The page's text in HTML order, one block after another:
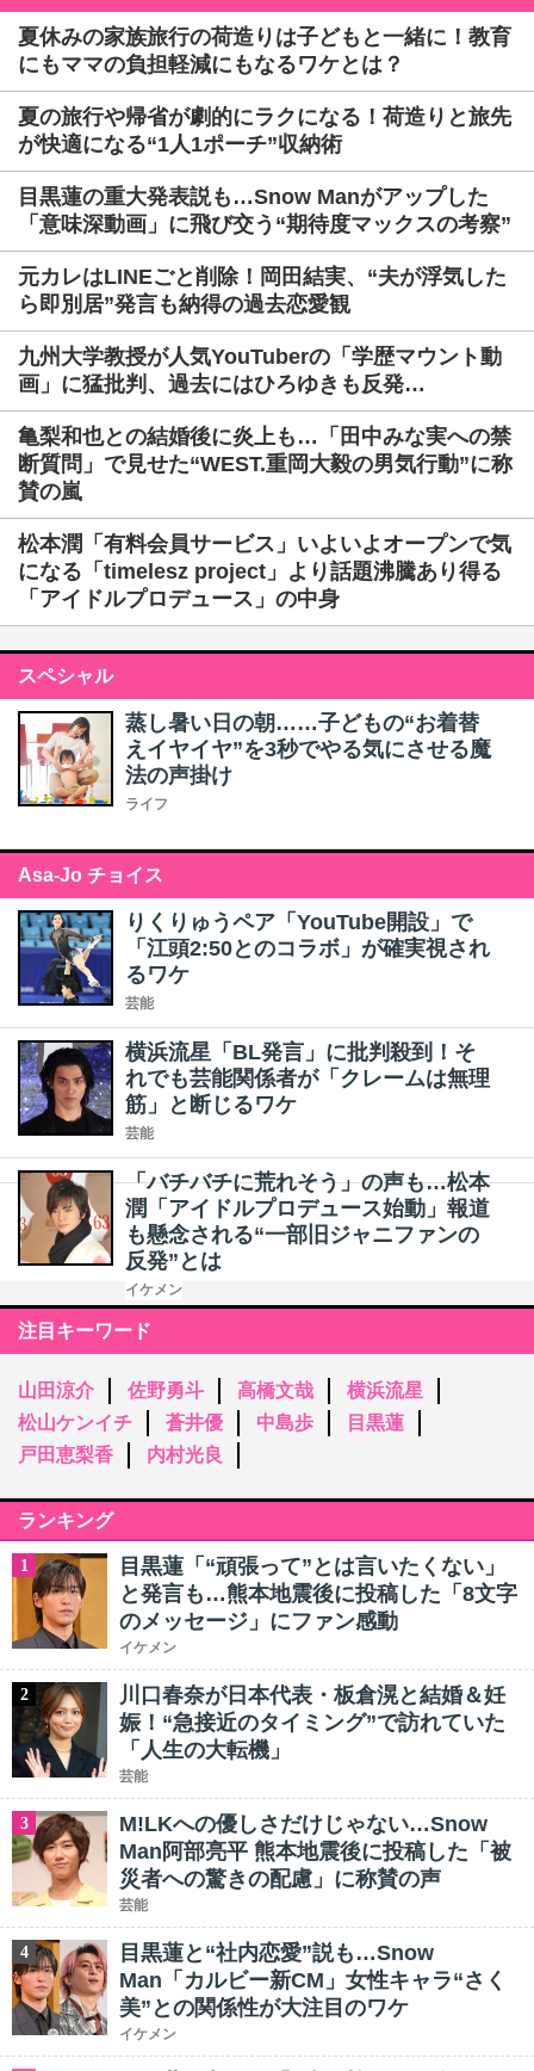
夏休みの家族旅行の荷造りは子どもと一緒に！教育
にもママの負担軽減にもなるワケとは？
夏の旅行や帰省が劇的にラクになる！荷造りと旅先
が快適になる“1人1ポーチ”収納術
目黒蓮の重大発表説も…Snow Manがアップした
「意味深動画」に飛び交う“期待度マックスの考察”
元カレはLINEごと削除！岡田結実、“夫が浮気した
ら即別居”発言も納得の過去恋愛観
九州大学教授が人気YouTuberの「学歴マウント動
画」に猛批判、過去にはひろゆきも反発…
亀梨和也との結婚後に炎上も…「田中みな実への禁
断質問」で見せた“WEST.重岡大毅の男気行動”に称
賛の嵐
松本潤「有料会員サービス」いよいよオープンで気
になる「timelesz project」より話題沸騰あり得る
「アイドルプロデュース」の中身
スペシャル
蒸し暑い日の朝……子どもの“お着替
えイヤイヤ”を3秒でやる気にさせる魔
法の声掛け
ライフ
Asa-Jo チョイス
りくりゅうペア「YouTube開設」で
「江頭2:50とのコラボ」が確実視され
るワケ
芸能
横浜流星「BL発言」に批判殺到！そ
れでも芸能関係者が「クレームは無理
筋」と断じるワケ
芸能
「バチバチに荒れそう」の声も…松本
潤「アイドルプロデュース始動」報道
も懸念される“一部旧ジャニファンの
反発”とは
イケメン
注目キーワード
山田涼介 佐野勇斗 高橋文哉
横浜流星
松山ケンイチ
蒼井優 中島歩
目黒蓮
戸田恵梨香
内村光良
ランキング
1
目黒蓮「“頑張って”とは言いたくない」
と発言も…熊本地震後に投稿した「8文字
のメッセージ」にファン感動
イケメン
2
川口春奈が日本代表・板倉滉と結婚＆妊
娠！“急接近のタイミング”で訪れていた
「人生の大転機」
芸能
3
M!LKへの優しさだけじゃない…Snow
Man阿部亮平 熊本地震後に投稿した「被
災者への驚きの配慮」に称賛の声
芸能
4
目黒蓮と“社内恋愛”説も…Snow
Man「カルビー新CM」女性キャラ“さく
美”との関係性が大注目のワケ
イケメン